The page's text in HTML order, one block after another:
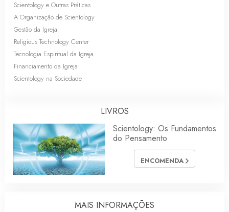
Scientology e Outras Práticas
A Organização de Scientology
Gestão da Igreja
Religious Technology Center
Tecnologia Espiritual da Igreja
Financiamento da Igreja
Scientology na Sociedade
LIVROS
Scientology: Os Fundamentos
do Pensamento
ENCOMENDA
MAIS INFORMAÇÕES